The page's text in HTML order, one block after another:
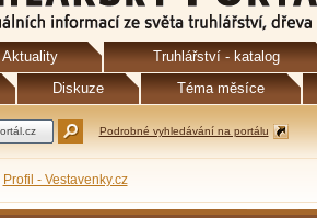
Aktuality
Truhlářství - katalog
Diskuze Téma měsíce
Podrobné vyhledávání na portálu
Profil - Vestavenky.cz